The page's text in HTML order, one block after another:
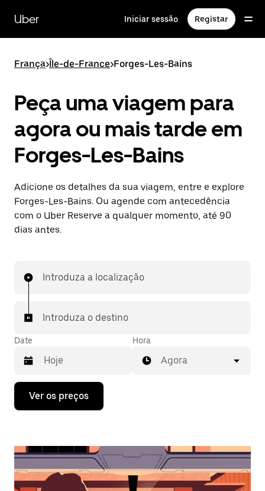
para
conteúdo
Uber Iniciar sessão Registar
França>Île-de-France>Forges-Les-Bains
Peça uma viagem para
agora ou mais tarde em
Forges-Les-Bains
Adicione os detalhes da sua viagem, entre e explore
Forges-Les-Bains. Ou agende com antecedência
com o Uber Reserve a qualquer momento, até 90
dias antes.
Introduza a localização
Introduza o destino
Date
Prima
tecla
interagir
o
calendário
Hora
Agora
Ver os preços